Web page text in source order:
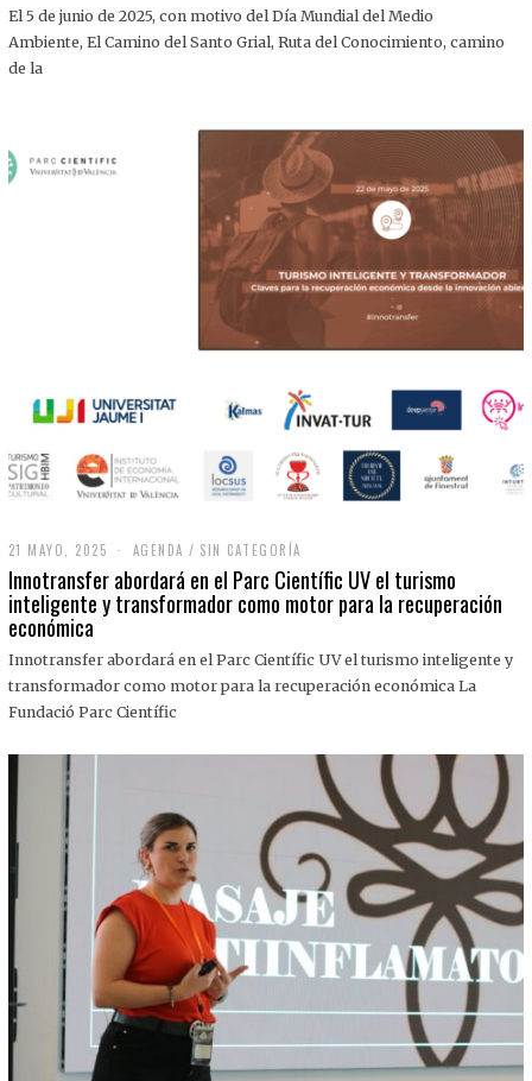
,
0
El 5 de junio de 2025, con motivo del Día Mundial del Medio
Ambiente, El Camino del Santo Grial, Ruta del Conocimiento, camino
de la
21 MAYO, 2025
M
A
Y
,
0
2
AGENDA / SIN CATEGORÍA
Innotransfer abordará en el Parc Científic UV el turismo
inteligente y transformador como motor para la recuperación
económica
Innotransfer abordará en el Parc Científic UV el turismo inteligente y
transformador como motor para la recuperación económica La
Fundació Parc Científic